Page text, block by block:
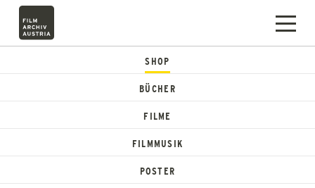
SHOP
BÜCHER
FILME
FILMMUSIK
POSTER